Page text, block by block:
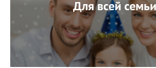
Для всей семьи